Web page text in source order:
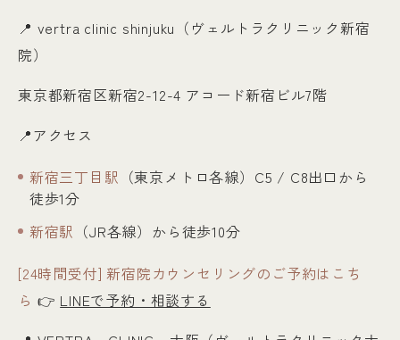
📍 vertra clinic shinjuku（ヴェルトラクリニック新宿
院）
東京都新宿区新宿2-12-4 アコード新宿ビル7階
📍アクセス
新宿三丁目駅 （東京メトロ各線）C5 / C8出口から
徒歩1分
新宿駅 （JR各線）から徒歩10分
[24時間受付] 新宿院カウンセリングのご予約はこち
ら 👉 LINEで予約・相談する